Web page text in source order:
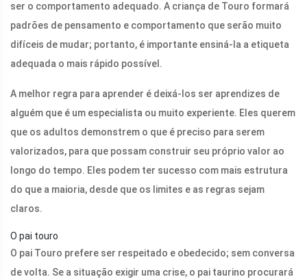
ser o comportamento adequado. A criança de Touro formará
padrões de pensamento e comportamento que serão muito
difíceis de mudar; portanto, é importante ensiná-la a etiqueta
adequada o mais rápido possível.
A melhor regra para aprender é deixá-los ser aprendizes de
alguém que é um especialista ou muito experiente. Eles querem
que os adultos demonstrem o que é preciso para serem
valorizados, para que possam construir seu próprio valor ao
longo do tempo. Eles podem ter sucesso com mais estrutura
do que a maioria, desde que os limites e as regras sejam
claros.
O pai touro
O pai Touro prefere ser respeitado e obedecido; sem conversa
de volta. Se a situação exigir uma crise, o pai taurino procurará